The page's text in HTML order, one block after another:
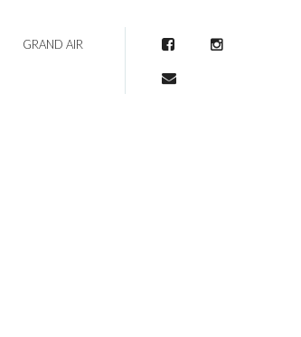
GRAND AIR FacebookInstagram
Mail